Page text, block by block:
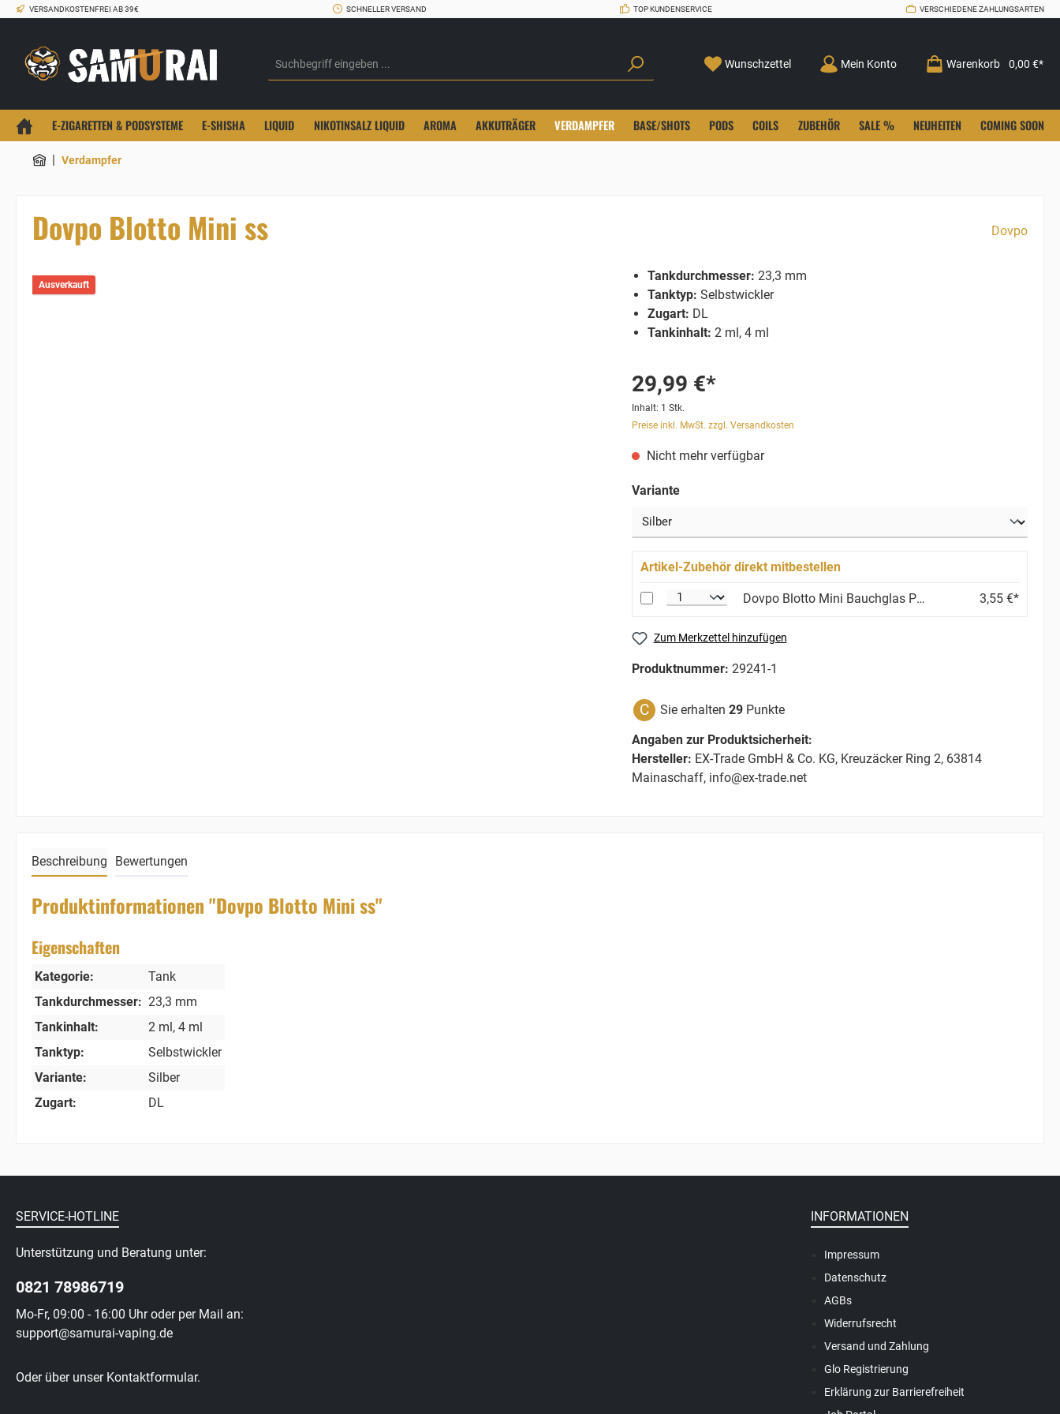
VERSANDKOSTENFREI AB 39€ SCHNELLER VERSAND TOP KUNDENSERVICE VERSCHIEDENE ZAHLUNGSARTEN
Wunschzettel Mein Konto Warenkorb 0,00 €*
E-ZIGARETTEN & PODSYSTEME E-SHISHA LIQUID NIKOTINSALZ LIQUID AROMA AKKUTRÄGER VERDAMPFER BASE/SHOTS PODS COILS ZUBEHÖR SALE % NEUHEITEN COMING SOON
| Verdampfer
Dovpo Blotto Mini ss Dovpo
Ausverkauft
Tankdurchmesser: 23,3 mm
Tanktyp: Selbstwickler
Zugart: DL
Tankinhalt: 2 ml, 4 ml
29,99 €*
Inhalt: 1 Stk.
Preise inkl. MwSt. zzgl. Versandkosten
Nicht mehr verfügbar
Variante
Artikel-Zubehör direkt mitbestellen
Dovpo Blotto Mini Bauchglas PTCG 4 ml 3,55 €*
Zum Merkzettel hinzufügen
Produktnummer: 29241-1
C Sie erhalten 29 Punkte
Angaben zur Produktsicherheit:
Hersteller: EX-Trade GmbH & Co. KG, Kreuzäcker Ring 2, 63814
Mainaschaff, info@ex-trade.net
Beschreibung Bewertungen
Produktinformationen "Dovpo Blotto Mini ss"
Eigenschaften
Kategorie:
Tank
Tankdurchmesser: 23,3 mm
Tankinhalt:
2 ml, 4 ml
Tanktyp:
Selbstwickler
Variante:
Silber
Zugart:
DL
SERVICE-HOTLINE
Unterstützung und Beratung unter:
0821 78986719
Mo-Fr, 09:00 - 16:00 Uhr oder per Mail an:
support@samurai-vaping.de
Oder über unser Kontaktformular.
INFORMATIONEN
Impressum
Datenschutz
AGBs
Widerrufsrecht
Versand und Zahlung
Glo Registrierung
Erklärung zur Barrierefreiheit